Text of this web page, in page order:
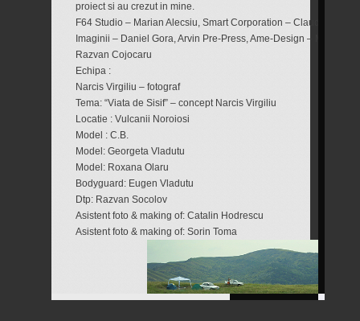
proiect si au crezut in mine.
F64 Studio – Marian Alecsiu, Smart Corporation – Claudiu Popa,
Imaginii – Daniel Gora, Arvin Pre-Press, Ame-Design – Marcel
Razvan Cojocaru
Echipa :
Narcis Virgiliu – fotograf
Tema: “Viata de Sisif” – concept Narcis Virgiliu
Locatie : Vulcanii Noroiosi
Model : C.B.
Model: Georgeta Vladutu
Model: Roxana Olaru
Bodyguard: Eugen Vladutu
Dtp: Razvan Socolov
Asistent foto & making of: Catalin Hodrescu
Asistent foto & making of: Sorin Toma